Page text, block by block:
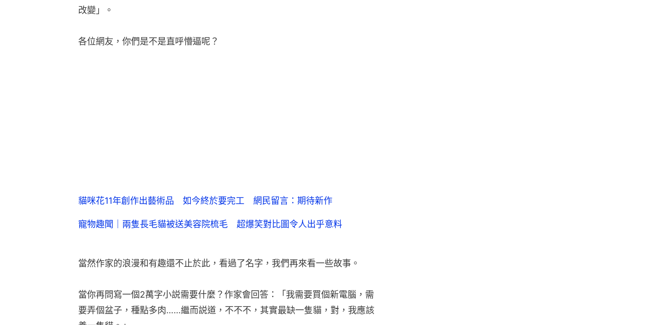
改變」。
各位網友，你們是不是直呼懵逼呢？
貓咪花11年創作出藝術品 如今終於要完工 網民留言：期待新作
寵物趣聞｜兩隻長毛貓被送美容院梳毛 超爆笑對比圖令人出乎意料
當然作家的浪漫和有趣還不止於此，看過了名字，我們再來看一些故事。
當你再問寫一個2萬字小説需要什麼？作家會回答：「我需要買個新電腦，需
要弄個盆子，種點多肉……繼而説道，不不不，其實最缺一隻貓，對，我應該